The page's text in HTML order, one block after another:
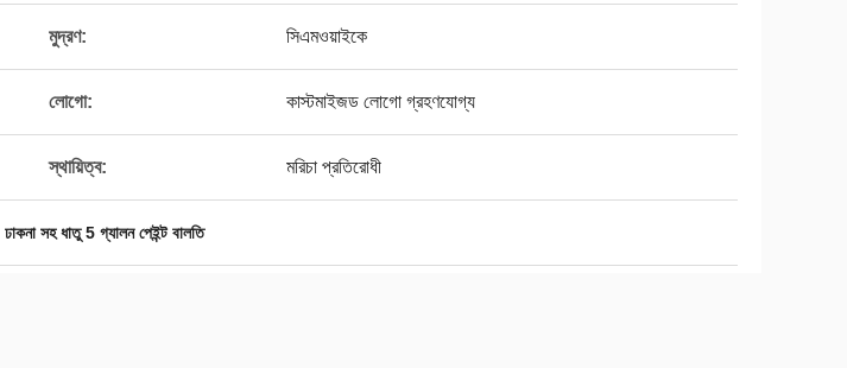
মুদ্রণ: সিএমওয়াইকে
লোগো: কাস্টমাইজড লোগো গ্রহণযোগ্য
স্থায়িত্ব: মরিচা প্রতিরোধী
ঢাকনা সহ ধাতু 5 গ্যালন পেইন্ট বালতি